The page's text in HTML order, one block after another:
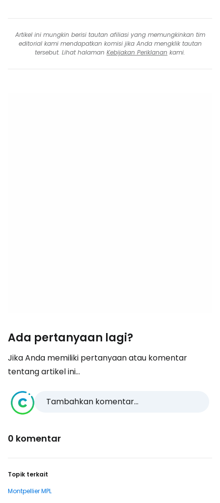
Artikel ini mungkin berisi tautan afiliasi yang memungkinkan tim
editorial kami mendapatkan komisi jika Anda mengklik tautan
tersebut. Lihat halaman Kebijakan Periklanan kami.
Ada pertanyaan lagi?
Jika Anda memiliki pertanyaan atau komentar
tentang artikel ini...
Tambahkan komentar...
0 komentar
Topik terkait
Montpellier MPL